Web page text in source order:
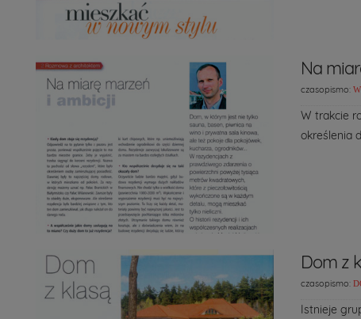
Na
czasopismo:
W trakcie
określenia
Dom z
czasopismo:
Istnieje